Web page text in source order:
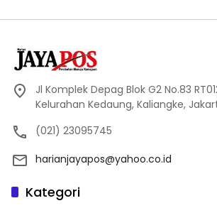
Jl Komplek Depag Blok G2 No.83
Kelurahan Kedaung, Kaliangke,
(021) 23095745
harianjayapos@yahoo.co.id
Kategori